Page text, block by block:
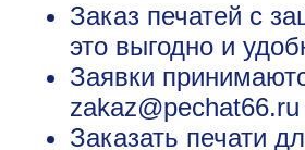
Заказ печатей с
это выгодно и
Заявки
Заказать печати